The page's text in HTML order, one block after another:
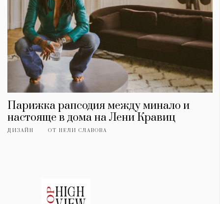
Парижка рапсодия между минало и
настояще в дома на Лени Кравиц
ДИЗАЙН ОТ НЕЛИ СЛАВОВА